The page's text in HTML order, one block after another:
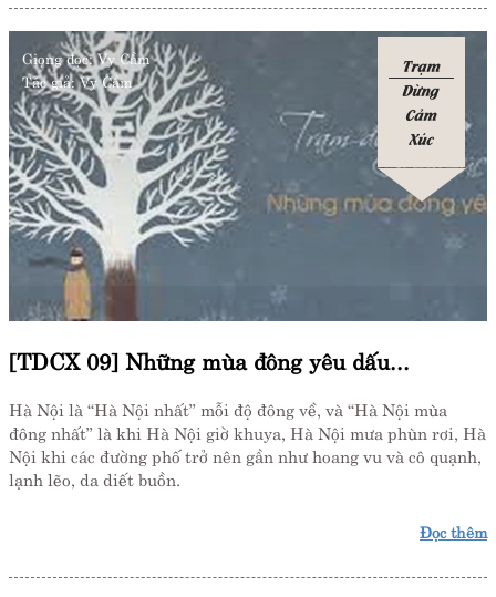
Giọng đọc: Vy Cầm
Tác giả: Vy Cầm
Trạm
Dừng
Cảm
Xúc
[TDCX 09] Những mùa đông yêu dấu...
Hà Nội là “Hà Nội nhất” mỗi độ đông về, và “Hà Nội mùa
đông nhất” là khi Hà Nội giờ khuya, Hà Nội mưa phùn rơi, Hà
Nội khi các đường phố trở nên gần như hoang vu và cô quạnh,
lạnh lẽo, da diết buồn.
Đọc thêm